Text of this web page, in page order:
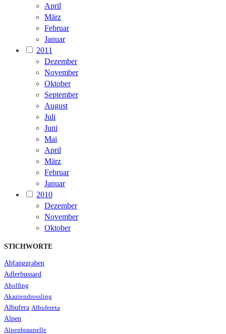
April
März
Februar
Januar
2011
Dezember
November
Oktober
September
August
Juli
Juni
Mai
April
März
Februar
Januar
2010
Dezember
November
Oktober
STICHWORTE
Abfanggraben
Adlerbussard
Aholfing
Akaziendrossling
Albufera Albufereta
Alpen
Alpenbraunelle